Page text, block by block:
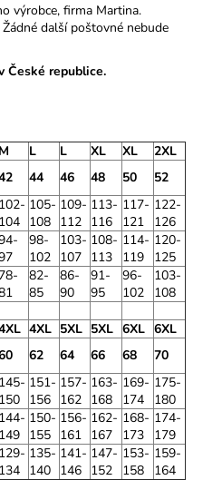
výrobce, firma Martina.
další poštovné nebude
České republice.
M L L XL XL
2XL
44 46 48 50
52
102-
104
105-
108
109-
112
113-
116
117-
121
122-
126
98-
102
103-
107
108-
113
114-
119
120-
125
78-
82-
85
86-
90
91-
95
96-
102
103-
108
4XL 5XL 5XL 6XL 6XL
62 64 66 68
70
145-
150
151-
156
157-
162
163-
168
169-
174
175-
180
144-
149
150-
155
156-
161
162-
167
168-
173
174-
179
129-
134
135-
140
141-
146
147-
152
153-
158
159-
164